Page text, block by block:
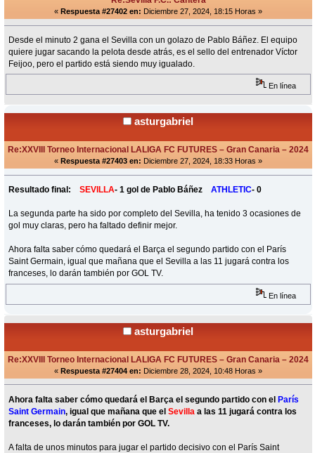
« Respuesta #27402 en: Diciembre 27, 2024, 18:15 Horas »
Desde el minuto 2 gana el Sevilla con un golazo de Pablo Báñez. El equipo
quiere jugar sacando la pelota desde atrás, es el sello del entrenador Víctor
Feijoo, pero el partido está siendo muy igualado.
En línea
asturgabriel
Re:XXVIII Torneo Internacional LALIGA FC FUTURES – Gran Canaria – 2024
« Respuesta #27403 en: Diciembre 27, 2024, 18:33 Horas »
Resultado final: SEVILLA- 1 gol de Pablo Báñez ATHLETIC- 0
La segunda parte ha sido por completo del Sevilla, ha tenido 3 ocasiones de
gol muy claras, pero ha faltado definir mejor.
Ahora falta saber cómo quedará el Barça el segundo partido con el París
Saint Germain, igual que mañana que el Sevilla a las 11 jugará contra los
franceses, lo darán también por GOL TV.
En línea
asturgabriel
Re:XXVIII Torneo Internacional LALIGA FC FUTURES – Gran Canaria – 2024
« Respuesta #27404 en: Diciembre 28, 2024, 10:48 Horas »
Ahora falta saber cómo quedará el Barça el segundo partido con elParís
Saint Germain, igual que mañana que elSevilla a las 11 jugará contra los
franceses, lo darán también por GOL TV.
A falta de unos minutos para jugar el partido decisivo con el París Saint